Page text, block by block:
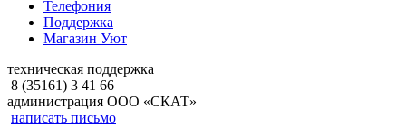
Телефония
Поддержка
Магазин Уют
техническая поддержка
8 (35161) 3 41 66
администрация ООО «СКАТ»
написать письмо